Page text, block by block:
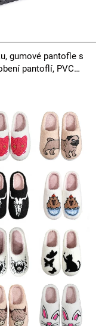
gumové pantofle s
pantoflí, PVC